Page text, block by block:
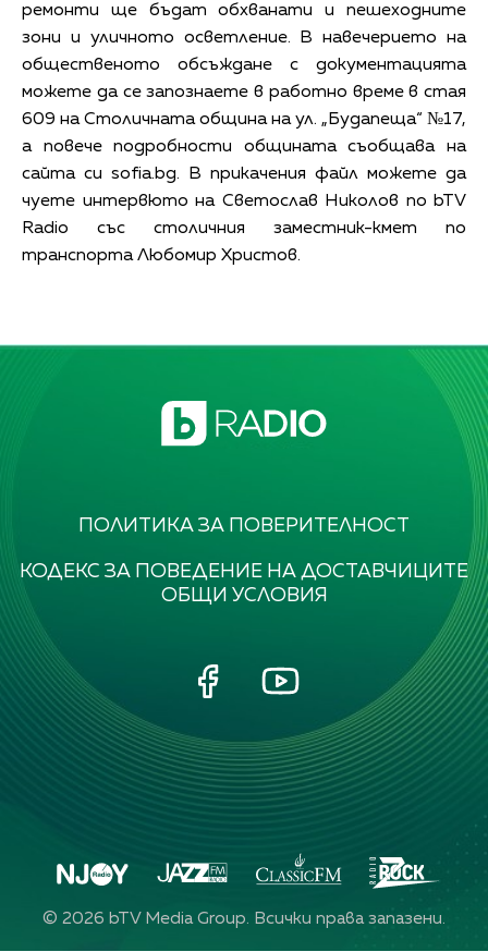
ремонти ще бъдат обхванати и пешеходните
зони и уличното осветление. В навечерието на
общественото обсъждане с документацията
можете да се запознаете в работно време в стая
609 на Столичната община на ул. „Будапеща“ №17,
а повече подробности общината съобщава на
сайта си sofia.bg. В прикачения файл можете да
чуете интервюто на Светослав Николов по bTV
Radio със столичния заместник-кмет по
транспорта Любомир Христов.
ПОЛИТИКА ЗА ПОВЕРИТЕЛНОСТ
КОДЕКС ЗА ПОВЕДЕНИЕ НА ДОСТАВЧИЦИТЕ
ОБЩИ УСЛОВИЯ
© 2026 bTV Media Group. Всички права запазени.